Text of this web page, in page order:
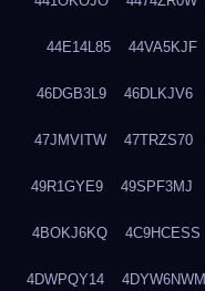
44E14L85 44VA5KJF
46DGB3L9 46DLKJV6
47JMVITW 47TRZS70
49R1GYE9 49SPF3MJ
4BOKJ6KQ 4C9HCESS
4DWPQY14 4DYW6NWM